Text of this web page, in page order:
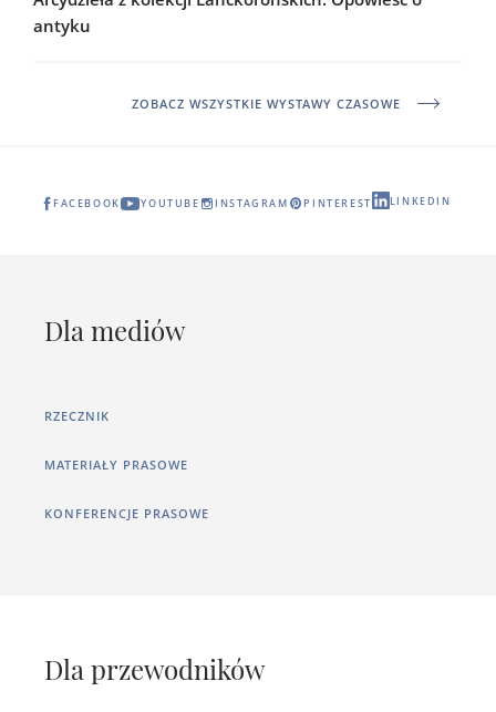
antyku
ZOBACZ WSZYSTKIE WYSTAWY CZASOWE
FACEBOOK YOUTUBE INSTAGRAM PINTEREST LINKEDIN
Dla mediów
RZECZNIK
MATERIAŁY PRASOWE
KONFERENCJE PRASOWE
Dla przewodników